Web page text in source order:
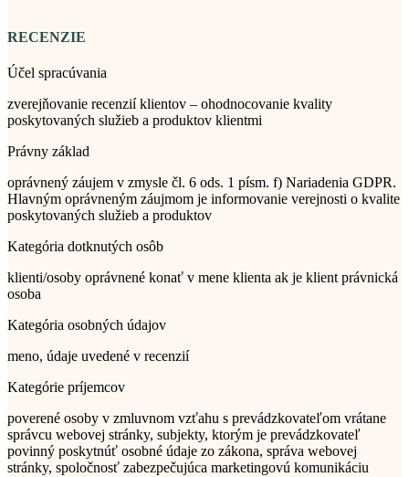
RECENZIE
Účel spracúvania
zverejňovanie recenzií klientov – ohodnocovanie kvality
poskytovaných služieb a produktov klientmi
Právny základ
oprávnený záujem v zmysle čl. 6 ods. 1 písm. f) Nariadenia GDPR.
Hlavným oprávneným záujmom je informovanie verejnosti o kvalite
poskytovaných služieb a produktov
Kategória dotknutých osôb
klienti/osoby oprávnené konať v mene klienta ak je klient právnická
osoba
Kategória osobných údajov
meno, údaje uvedené v recenzií
Kategórie príjemcov
poverené osoby v zmluvnom vzťahu s prevádzkovateľom vrátane
správcu webovej stránky, subjekty, ktorým je prevádzkovateľ
povinný poskytnúť osobné údaje zo zákona, správa webovej
stránky, spoločnosť zabezpečujúca marketingovú komunikáciu